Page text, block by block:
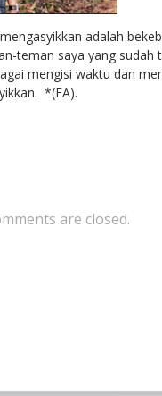
adalah
teman saya yang sudah
mengisi waktu dan
*(EA).
are closed.